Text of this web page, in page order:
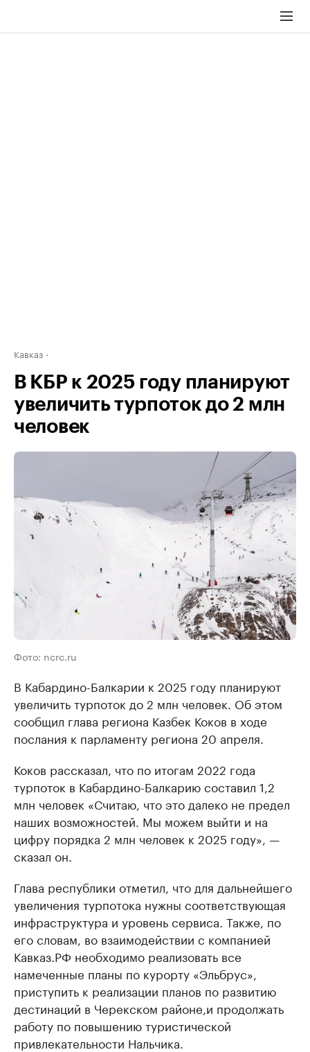
Кавказ
В КБР к 2025 году планируют
увеличить турпоток до 2 млн
человек
Фото: ncrc.ru
В Кабардино-Балкарии к 2025 году планируют
увеличить турпоток до 2 млн человек. Об этом
сообщил глава региона Казбек Коков в ходе
послания к парламенту региона 20 апреля.
Коков рассказал, что по итогам 2022 года
турпоток в Кабардино-Балкарию составил 1,2
млн человек «Считаю, что это далеко не предел
наших возможностей. Мы можем выйти и на
цифру порядка 2 млн человек к 2025 году», —
сказал он.
Глава республики отметил, что для дальнейшего
увеличения турпотока нужны соответствующая
инфраструктура и уровень сервиса. Также, по
его словам, во взаимодействии с компанией
Кавказ.РФ необходимо реализовать все
намеченные планы по курорту «Эльбрус»,
приступить к реализации планов по развитию
дестинаций в Черекском районе,и продолжать
работу по повышению туристической
привлекательности Нальчика.